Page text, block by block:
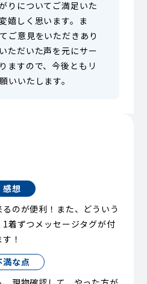
りについてご満足いた
嬉しく思います。ま
ご意見をいただきあり
ただいた声を元にサー
ますので、今後ともリ
いいたします。
感想
のが便利！また、どういう
着ずつメッセージタグが付
！
満な点